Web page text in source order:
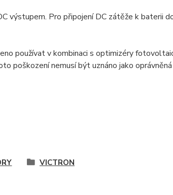
výstupem. Pro připojení DC zátěže k baterii
používat v kombinaci s optimizéry
poškození nemusí být uznáno jako oprávněná
VICTRON